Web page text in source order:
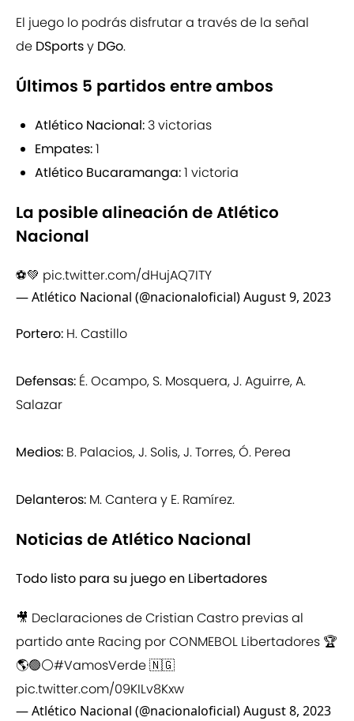
El juego lo podrás disfrutar a través de la señal
de DSportsy DGo.
Últimos 5 partidos entre ambos
Atlético Nacional: 3 victorias
Empates:1
Atlético Bucaramanga:1 victoria
La posible alineación de Atlético
Nacional
⚽️💚 pic.twitter.com/dHujAQ7ITY
— Atlético Nacional (@nacionaloficial)August 9, 2023
Portero: H. Castillo
Defensas: É. Ocampo, S. Mosquera, J. Aguirre, A.
Salazar
Medios: B. Palacios, J. Solis, J. Torres, Ó. Perea
Delanteros: M. Cantera y E. Ramírez.
Noticias de Atlético Nacional
Todo listo para su juego en Libertadores
🎥 Declaraciones de Cristian Castro previas al
partido ante Racing por CONMEBOL Libertadores 🏆
🌎🟢⚪️#VamosVerde🇳🇬
pic.twitter.com/09KILv8Kxw
— Atlético Nacional (@nacionaloficial)August 8, 2023